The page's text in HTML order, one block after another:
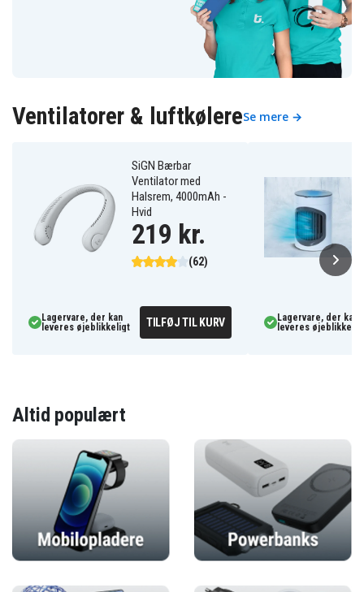
Ventilatorer & luftkølereSe mere →
SiGN Bærbar
Ventilator med
Halsrem, 4000mAh -
Hvid
(62)
219 kr.
Lagervare, der kan
leveres øjeblikkeligt
TILFØJ TIL KURV
Lagervare, der kan
leveres
Altid populært